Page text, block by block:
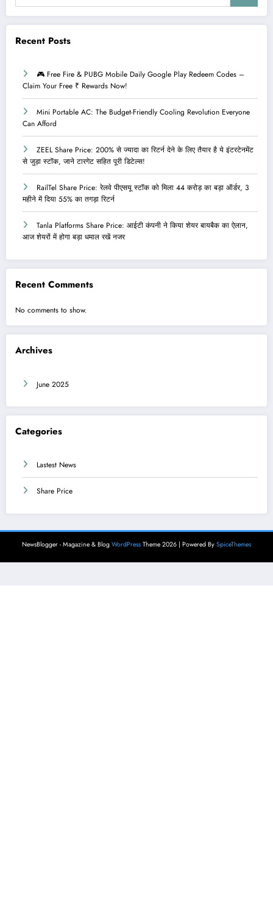
Recent Posts
🎮 Free Fire & PUBG Mobile Daily Google Play Redeem Codes –
Claim Your Free ₹ Rewards Now!
Mini Portable AC: The Budget-Friendly Cooling Revolution Everyone
Can Afford
ZEEL Share Price: 200% से ज्यादा का रिटर्न देने के लिए तैयार है ये इंटरटेनमेंट
से जुड़ा स्टॉक, जाने टारगेट सहित पूरी डिटेल्स!
RailTel Share Price: रेलवे पीएसयू स्टॉक को मिला 44 करोड़ का बड़ा ऑर्डर, 3
महीने में दिया 55% का तगड़ा रिटर्न
Tanla Platforms Share Price: आईटी कंपनी ने किया शेयर बायबैक का ऐलान,
आज शेयरों में होगा बड़ा धमाल रखें नजर
Recent Comments
No comments to show.
Archives
June 2025
Categories
Lastest News
Share Price
NewsBlogger - Magazine & Blog WordPress Theme 2026 | Powered By SpiceThemes